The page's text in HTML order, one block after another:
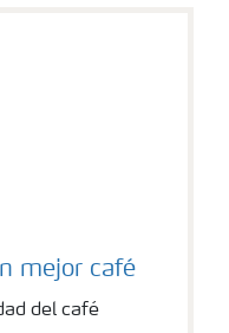
mejor café
del café